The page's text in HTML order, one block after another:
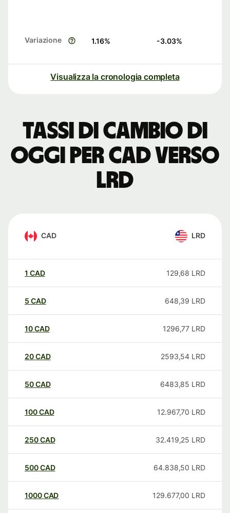
Variazione 1.16% -3.03%
Visualizza la cronologia completa
Tassi di cambio di
oggi per CAD verso
LRD
CAD LRD
1 CAD 129,68 LRD
5 CAD 648,39 LRD
10CAD 1296,77 LRD
20CAD 2593,54 LRD
50CAD 6483,85 LRD
100CAD 12.967,70 LRD
250CAD 32.419,25 LRD
500CAD 64.838,50 LRD
1000CAD 129.677,00 LRD